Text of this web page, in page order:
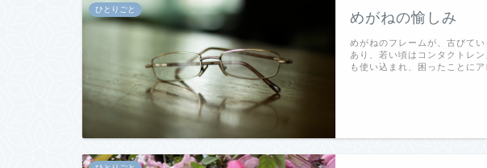
ひとりごと
めがねの愉しみ
めがねのフレームが、古びて
あり、若い頃はコンタクトレ
も使い込まれ、困ったことに